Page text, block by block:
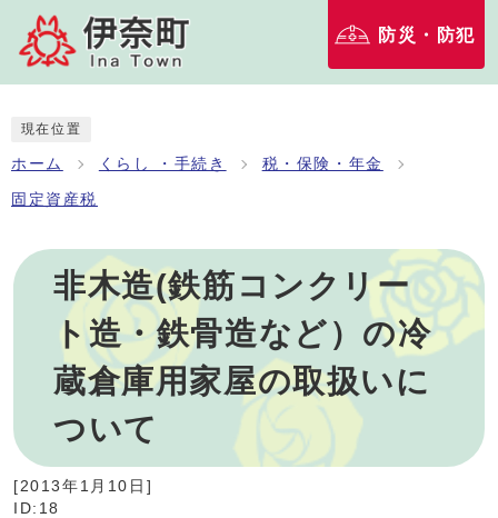
防災・防犯
現在位置
ホーム くらし ・手続き 税・保険・年金
固定資産税
非木造(鉄筋コンクリー
ト造・鉄骨造など）の冷
蔵倉庫用家屋の取扱いに
ついて
[2013年1月10日 ]
ID:18